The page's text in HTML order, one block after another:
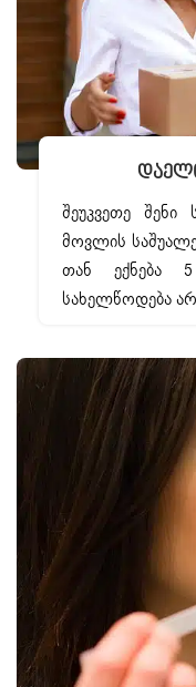
შეუკვეთე შენი
მოვლის
თან ექნება
სახელწოდება